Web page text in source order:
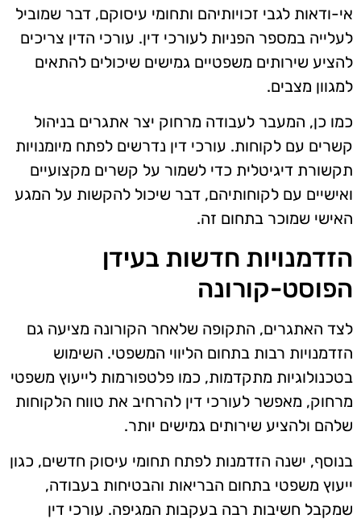
אי-ודאות לגבי זכויותיהם ותחומי עיסוקם, דבר שמוביל
לעלייה במספר הפניות לעורכי דין. עורכי הדין צריכים
להציע שירותים משפטיים גמישים שיכולים להתאים
למגוון מצבים.
כמו כן, המעבר לעבודה מרחוק יצר אתגרים בניהול
קשרים עם לקוחות. עורכי דין נדרשים לפתח מיומנויות
תקשורת דיגיטלית כדי לשמור על קשרים מקצועיים
ואישיים עם לקוחותיהם, דבר שיכול להקשות על המגע
האישי שמוכר בתחום זה.
הזדמנויות חדשות בעידן
הפוסט-קורונה
לצד האתגרים, התקופה שלאחר הקורונה מציעה גם
הזדמנויות רבות בתחום הליווי המשפטי. השימוש
בטכנולוגיות מתקדמות, כמו פלטפורמות לייעוץ משפטי
מרחוק, מאפשר לעורכי דין להרחיב את טווח הלקוחות
שלהם ולהציע שירותים גמישים יותר.
בנוסף, ישנה הזדמנות לפתח תחומי עיסוק חדשים, כגון
ייעוץ משפטי בתחום הבריאות והבטיחות בעבודה,
שמקבל חשיבות רבה בעקבות המגיפה. עורכי דין